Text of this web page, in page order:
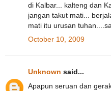
di Kalbar... kalteng dan
jangan takut mati...
mati itu urusan
October 10, 2009
Unknown said...
Apapun seruan dan